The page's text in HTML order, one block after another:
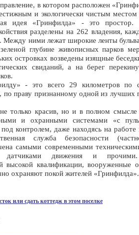
в котором расположен
и экологически чистым
идея «Гринфилда» - это простор.
разделены на 262 владения,
Между ними лежат широкие ленты
глубине живописных парков
островках возведены изящные
свиданий, а на берег
- это всего 29 километров по
праву признанному одной из лучших
красив, но и в полном смысле
и охранными системами «с
контролем, даже находясь на работе
служба безопасности
самыми современными
датчиками движения и
высокой квалификации, вооруженные
охраняют покой жителей «Гринфилда».
или сдать коттедж в этом поселке